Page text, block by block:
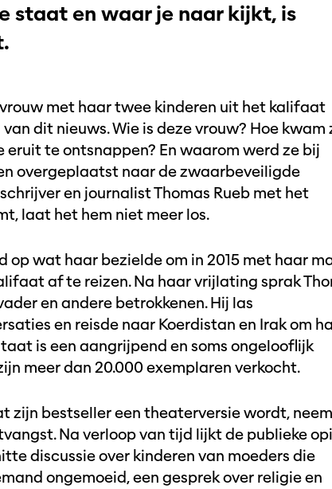
staat en waar je naar kijkt, is
met haar twee kinderen uit het kalifaat
dit nieuws. Wie is deze vrouw? Hoe kwam
te ontsnappen? En waarom werd ze bij
overgeplaatst naar de zwaarbeveiligde
en journalist Thomas Rueb met het
laat het hem niet meer los.
wat haar bezielde om in 2015 met haar
af te reizen. Na haar vrijlating sprak
en andere betrokkenen. Hij las
en reisde naar Koerdistan en Irak om
is een aangrijpend en soms ongelooflijk
meer dan 20.000 exemplaren verkocht.
zijn bestseller een theaterversie wordt,
Na verloop van tijd lijkt de publieke
discussie over kinderen van moeders die
ongemoeid, een gesprek over religie en